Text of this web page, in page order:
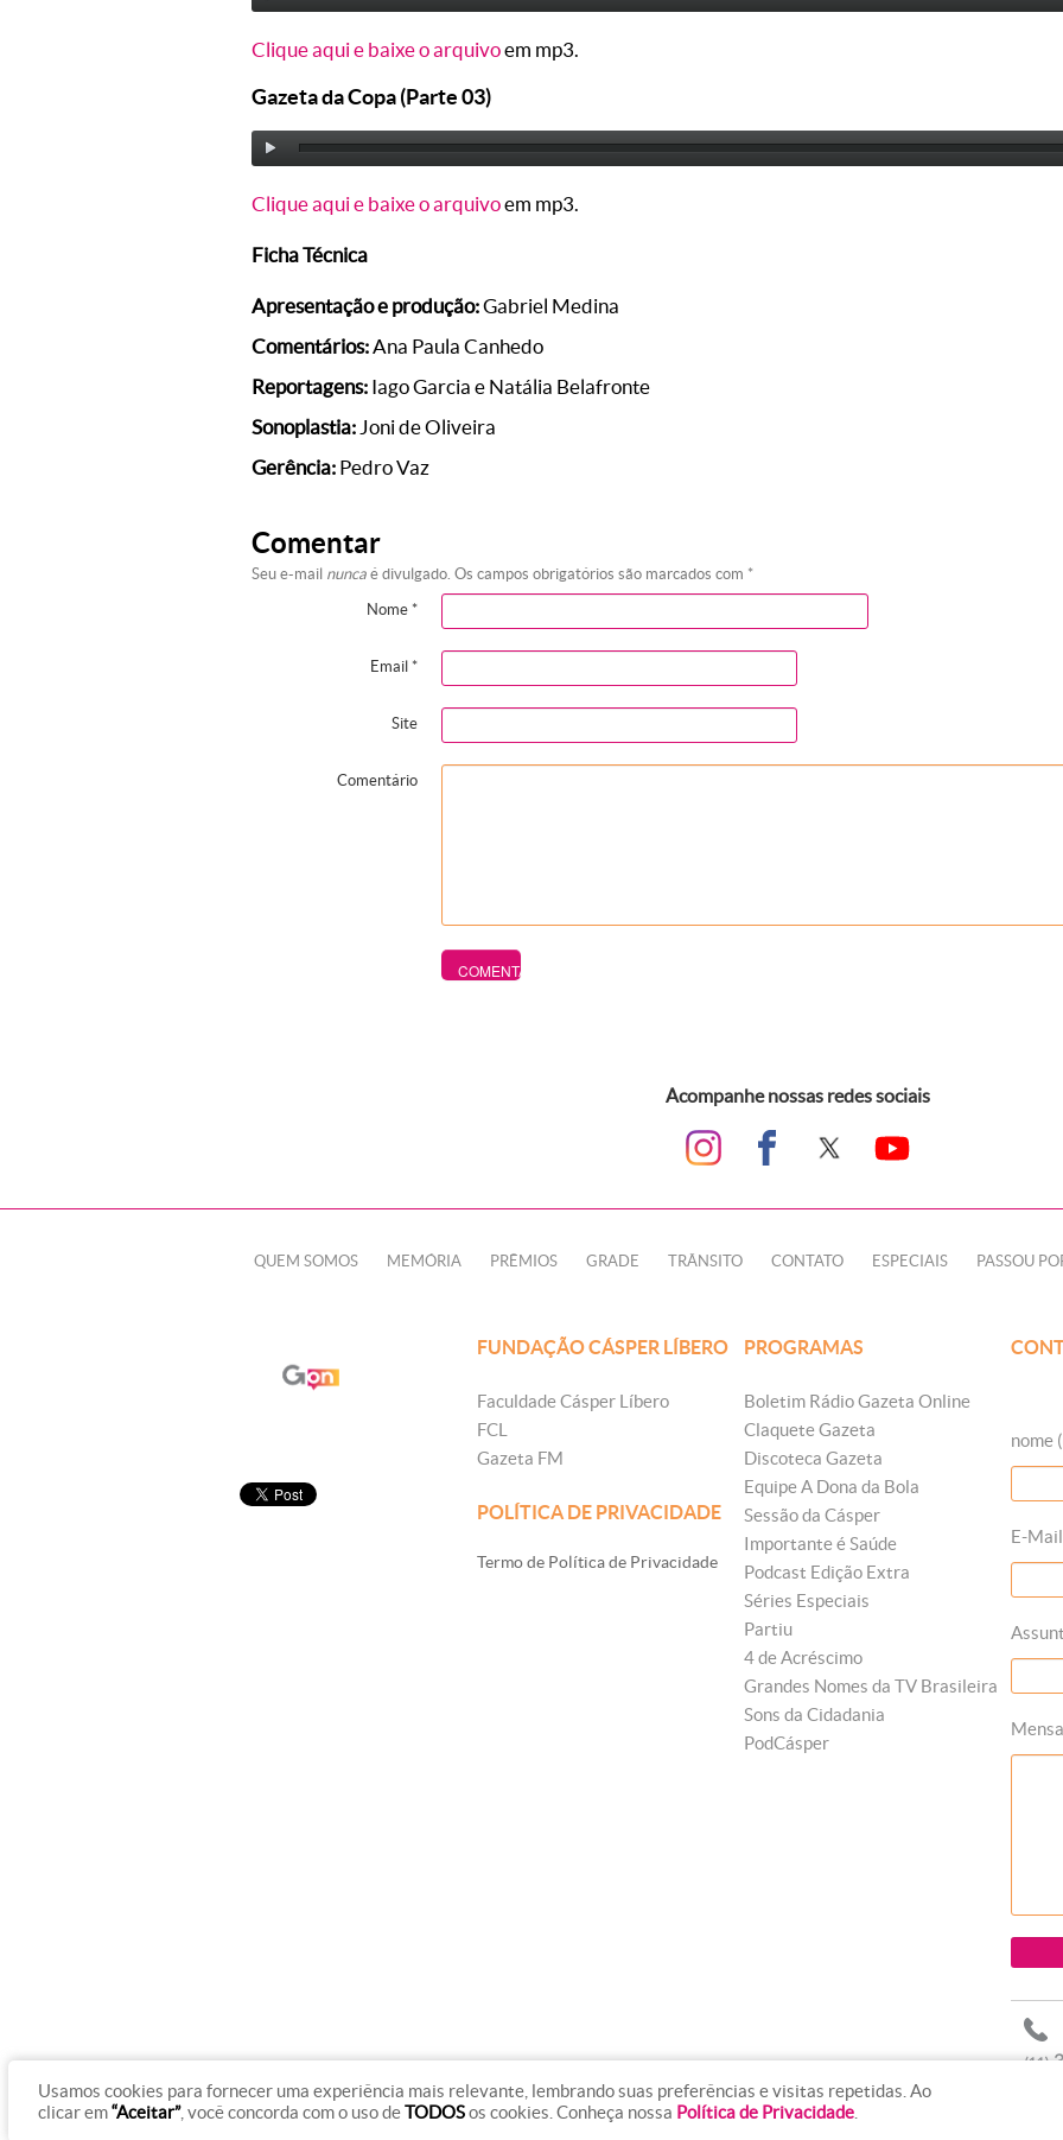
Clique aqui e baixe o arquivoem mp3.
Gazeta da Copa (Parte 03)
Clique aqui e baixe o arquivoem mp3.
Ficha Técnica
Apresentação e produção:Gabriel Medina
Comentários:Ana Paula Canhedo
Reportagens: Iago Garcia e Natália Belafronte
Sonoplastia: Joni de Oliveira
Gerência: Pedro Vaz
Comentar
Seu e-mail nunca é divulgado. Os campos obrigatórios são marcados com *
Nome *
Email *
Site
Comentário
Acompanhe nossas redes sociais
QUEM SOMOS MEMÓRIA PRÊMIOS GRADE TRÂNSITO CONTATO ESPECIAIS PASSOU
FUNDAÇÃO CÁSPER LÍBERO
Faculdade Cásper Líbero
FCL
Gazeta FM
POLÍTICA DE PRIVACIDADE
Termo de Política de Privacidade
PROGRAMAS
Boletim Rádio Gazeta Online
Claquete Gazeta
Discoteca Gazeta
Equipe A Dona da Bola
Sessão da Cásper
Importante é Saúde
Podcast Edição Extra
Séries Especiais
Partiu
4 de Acréscimo
Grandes Nomes da TV Brasileira
Sons da Cidadania
PodCásper
nome
E-
© Copyright 2012 - 2026 Rádio Gazeta Online
Usamos cookies para fornecer uma experiência mais relevante, lembrando suas preferências e visitas repetidas. Ao
clicar em“Aceitar”, você concorda com o uso deTODOSos cookies. Conheça nossa Política de Privacidade.